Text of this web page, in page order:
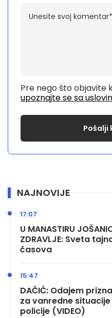
Pre nego što objavite
upoznajte se sa
NAJNOVIJE
U MANASTIRU
ZDRAVLJE: Sveta
časova
17:07
DAČIĆ: Odajem
za vanredne
policije (VIDEO)
15:47